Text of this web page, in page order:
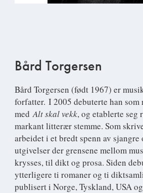
Bård Torgersen
Bård Torgersen (født 1967) er
forfatter. I 2005 debuterte han
medAlt skal vekk, og etablerte seg
markant litterær stemme. Som
arbeidet i et bredt spenn av
utgivelser der grensene mellom
krysses, til dikt og prosa. Siden
ytterligere ti romaner og ti
publisert i Norge, Tyskland, USA